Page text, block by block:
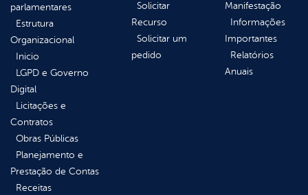
parlamentares
Estrutura
Organizacional
Inicio
LGPD e Governo
Digital
Licitações e
Contratos
Obras Públicas
Planejamento e
Prestação de Contas
Receitas
Solicitar
Recurso
Solicitar um
pedido
Manifestação
Informações
Importantes
Relatórios
Anuais